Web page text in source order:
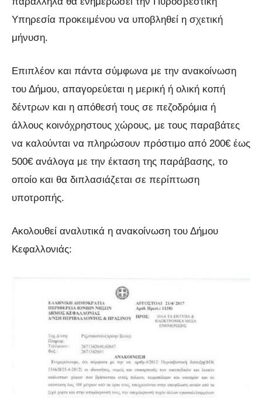
Υπηρεσία προκειμένου να υποβληθεί η σχετική
μήνυση.
Επιπλέον και πάντα σύμφωνα με την ανακοίνωση
του Δήμου, απαγορεύεται η μερική ή ολική κοπή
δέντρων και η απόθεσή τους σε πεζοδρόμια ή
άλλους κοινόχρηστους χώρους, με τους παραβάτες
να καλούνται να πληρώσουν πρόστιμο από 200€ έως
500€ ανάλογα με την έκταση της παράβασης, το
οποίο και θα διπλασιάζεται σε περίπτωση
υποτροπής.
Ακολουθεί αναλυτικά η ανακοίνωση του Δήμου
Κεφαλλονιάς: